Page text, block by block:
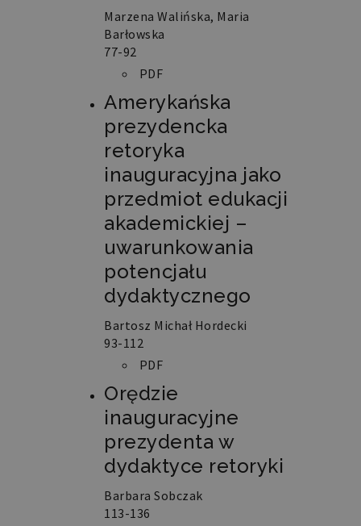
Marzena Walińska, Maria
Barłowska
77-92
PDF
Amerykańska
prezydencka
retoryka
inauguracyjna jako
przedmiot edukacji
akademickiej –
uwarunkowania
potencjału
dydaktycznego
Bartosz Michał Hordecki
93-112
PDF
Orędzie
inauguracyjne
prezydenta w
dydaktyce retoryki
Barbara Sobczak
113-136